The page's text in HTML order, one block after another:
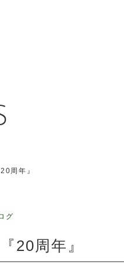
ーキのお店 ケーキハウスこ
周年』
グ
20周年』